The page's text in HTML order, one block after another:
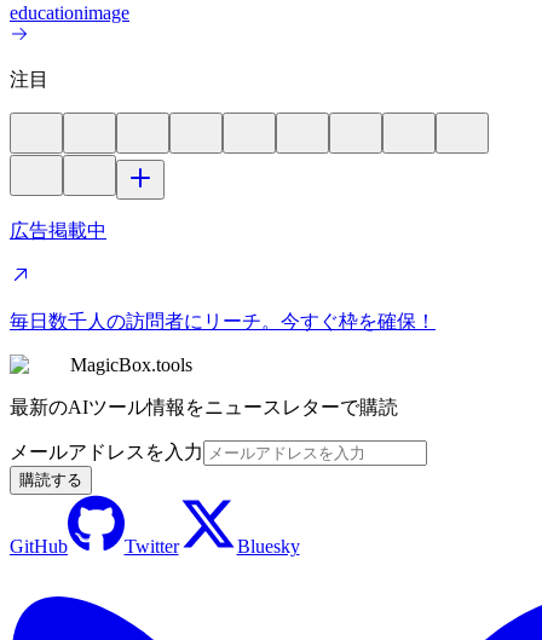
educationimage
注目
広告掲載中
毎日数千人の訪問者にリーチ。今すぐ枠を確保！
MagicBox.tools
最新のAIツール情報をニュースレターで購読
メールアドレスを入力
購読する
GitHub Twitter Bluesky